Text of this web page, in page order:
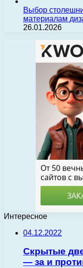
Выбор
материалам
26.01.2026
Интересное
04.12.2022
Скрытые
— за и